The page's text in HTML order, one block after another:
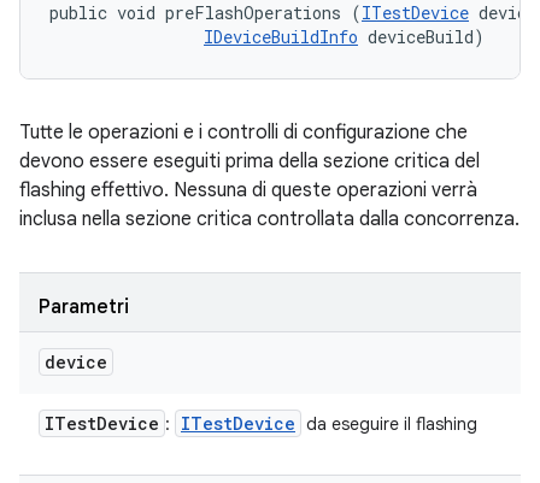
public void preFlashOperations (ITestDevice
IDeviceBuildInfo deviceBuild)
Tutte le operazioni e i controlli di configurazione che
devono essere eseguiti prima della sezione critica del
flashing effettivo. Nessuna di queste operazioni verrà
inclusa nella sezione critica controllata dalla concorrenza.
Parametri
device
ITestDevice : ITestDevice da eseguire il flashing